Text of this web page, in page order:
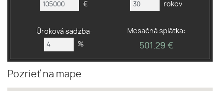
€
rokov
Úroková sadzba:
%
Mesačná splátka:
501.29 €
Pozrieť na mape